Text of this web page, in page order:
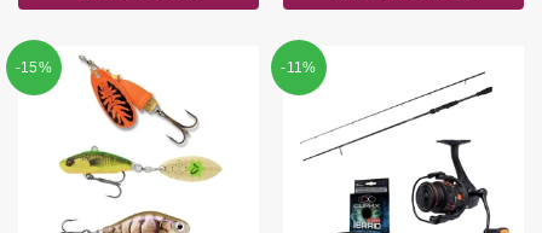
-15% -11%